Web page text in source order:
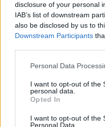
disclosure of your personal
IAB’s list of downstream
also be disclosed by us to
Downstream Participants
Personal Data
I want to opt-out of the
personal data.
Opted In
I want to opt-out of the
Personal Data.
KRÓNIKA
Majka
lemondta erdélyi
Majka életveszélyes
lemondta a